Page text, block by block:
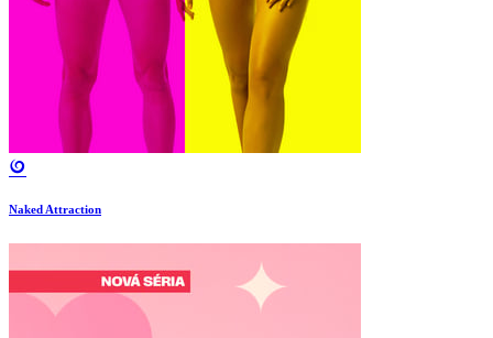
Naked Attraction